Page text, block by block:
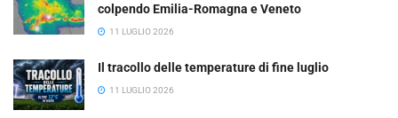
colpendo Emilia-Romagna e Veneto
11 LUGLIO 2026
Il tracollo delle temperature di fine luglio
11 LUGLIO 2026